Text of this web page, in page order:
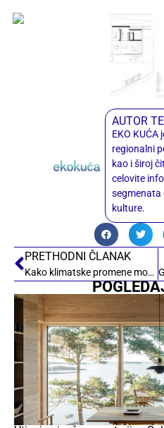
AUTOR
EKO KUĆA
regionalni
kao i široj
celovite
segmenata
kulture.
PRETHODNI ČLANAK
Kako klimatske promene mogu da utiču na buduće pandemije?